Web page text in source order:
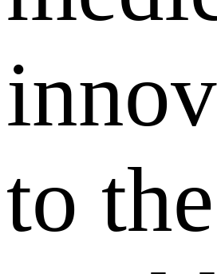
to the